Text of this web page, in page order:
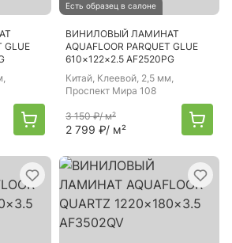
GLUE
Есть образец в салоне
ВИНИЛОВЫЙ ЛАМИНАТ
AQUAFLOOR PARQUET GLUE
610×122×2.5 AF2520PG
Китай, Клеевой, 2,5 мм,
Проспект Мира 108
3 150 ₽/ м²
2 799 ₽/ м²